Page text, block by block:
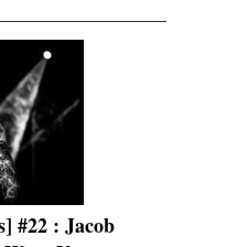
#22 : Jacob